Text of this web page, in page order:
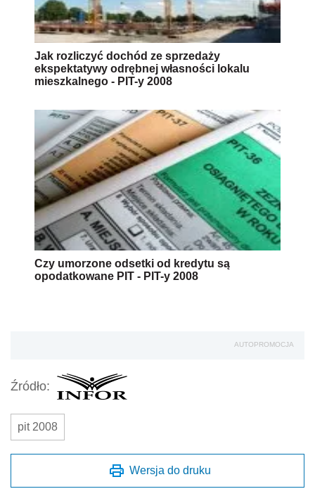
Jak rozliczyć dochód ze sprzedaży
ekspektatywy odrębnej własności lokalu
mieszkalnego - PIT-y 2008
Czy umorzone odsetki od kredytu są
opodatkowane PIT - PIT-y 2008
AUTOPROMOCJA
Źródło:
pit 2008
Wersja do druku